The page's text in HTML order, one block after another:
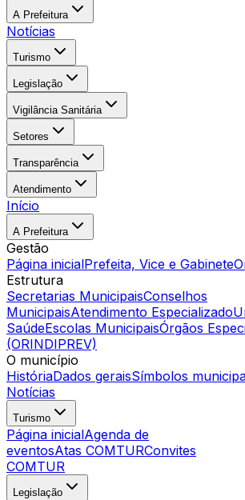
A Prefeitura
Notícias
Turismo
Legislação
Vigilância Sanitária
Setores
Transparência
Atendimento
Início
A Prefeitura
Gestão
Página inicialPrefeita, Vice e Gabinete
Estrutura
Secretarias MunicipaisConselhos
MunicipaisAtendimento Especializado
SaúdeEscolas MunicipaisÓrgãos
(ORINDIPREV)
O município
HistóriaDados geraisSímbolos
Notícias
Turismo
Página inicialAgenda de
eventosAtas COMTURConvites
COMTUR
Legislação